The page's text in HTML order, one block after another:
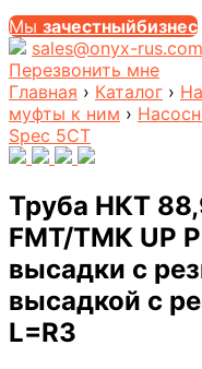
Мы зачестныйбизнес
sales@onyx-rus.com
Перезвонить мне
Главная › Каталог ›
муфты к ним ›
Spec 5CT
Труба НКТ
FMT/ТМК UP
высадки с
высадкой с
L=R3